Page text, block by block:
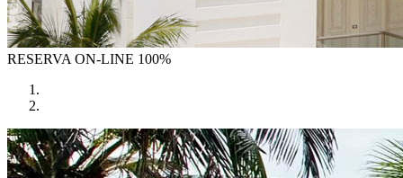
RESERVA ON-LINE 100%